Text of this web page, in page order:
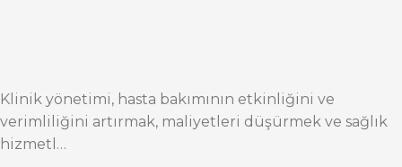
Klinik yönetimi, hasta bakımının etkinliğini ve
verimliliğini artırmak, maliyetleri düşürmek ve sağlık
hizmetl…